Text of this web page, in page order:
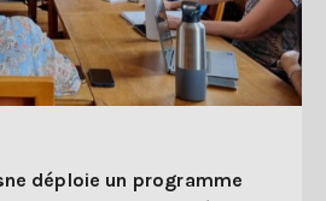
déploie un programme